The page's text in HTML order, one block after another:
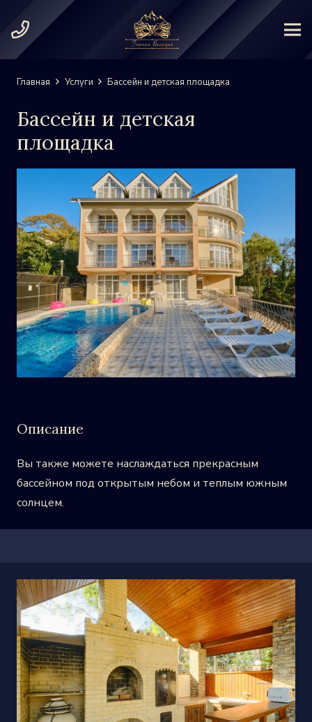
Главная Услуги Бассейн и детская площадка
Бассейн и детская
площадка
Описание
Вы также можете наслаждаться прекрасным
бассейном под открытым небом и теплым южным
солнцем.